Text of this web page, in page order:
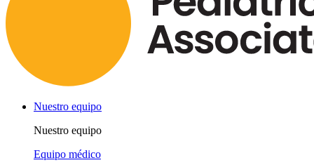
Nuestro equipo
Nuestro equipo
Equipo médico